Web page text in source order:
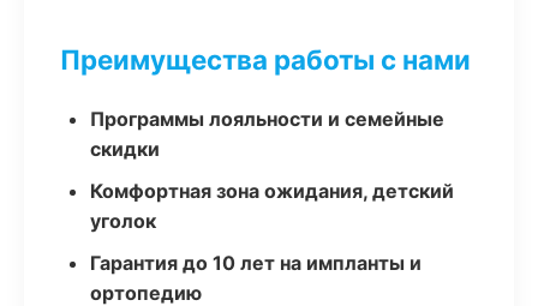
Преимущества работы с нами
Программы лояльности и семейные
скидки
Комфортная зона ожидания, детский
уголок
Гарантия до 10 лет на импланты и
ортопедию